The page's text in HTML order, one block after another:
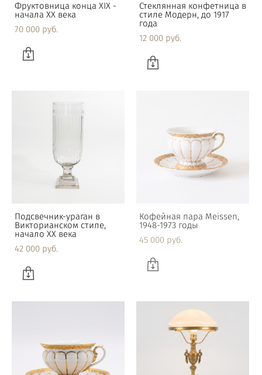
Фруктовница конца XIX -
начала ХХ века
70 000 pуб.
Стеклянная конфетница в
стиле Модерн, до 1917
года
12 000 pуб.
Подсвечник-ураган в
Викторианском стиле,
начало XX века
42 000 pуб.
Кофейная пара Meissen,
1948-1973 годы
45 000 pуб.